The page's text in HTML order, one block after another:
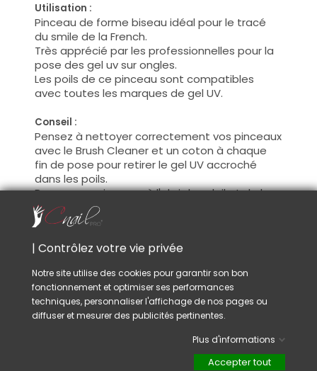
Utilisation :
Pinceau de forme biseau idéal pour le tracé
du smile de la French.
Très apprécié par les professionnelles pour la
pose des gel uv sur ongles.
Les poils de ce pinceau sont compatibles
avec toutes les marques de gel UV.
Conseil :
Pensez à nettoyer correctement vos pinceaux
avec le Brush Cleaner et un coton à chaque
fin de pose pour retirer le gel UV accroché
dans les poils.
Ranger vos pinceaux à l'abri du soleil et de la
poussière, ainsi vos pinceaux dureront
longtemps.
VOUS AIMEREZ AUSSI
| Contrôlez votre vie privée
Notre site utilise des cookies pour garantir son bon
fonctionnement et optimiser ses performances
techniques, personnaliser l'affichage de nos pages ou
diffuser et mesurer des publicités pertinentes.
Plus d'informations
Accepter tout